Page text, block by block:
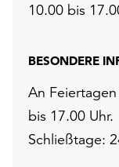
10.00 bis
BESONDERE
An
bis 17.00 Uhr.
Schließtage: